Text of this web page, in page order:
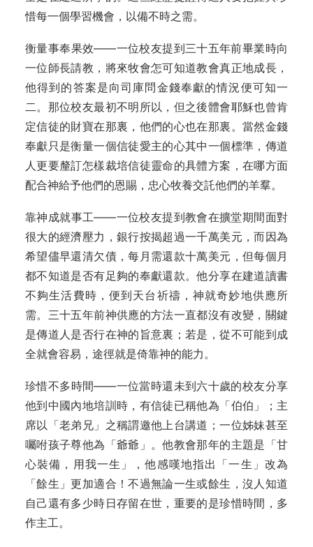
惜每一個學習機會，以備不時之需。
衡量事奉果效——一位校友提到三十五年前畢業時向
一位師長請教，將來牧會怎可知道教會真正地成長，
他得到的答案是向司庫問金錢奉獻的情況便可知一
二。那位校友最初不明所以，但之後體會耶穌也曾肯
定信徒的財寶在那裏，他們的心也在那裏。當然金錢
奉獻只是衡量一個信徒愛主的心其中一個標準，傳道
人更要釐訂怎樣裁培信徒靈命的具體方案，在哪方面
配合神給予他們的恩賜，忠心牧養交託他們的羊羣。
靠神成就事工——一位校友提到教會在擴堂期間面對
很大的經濟壓力，銀行按揭超過一千萬美元，而因為
希望儘早還清欠債，每月需還款十萬美元，但每個月
都不知道是否有足夠的奉獻還款。他分享在建道讀書
不夠生活費時，便到天台祈禱，神就奇妙地供應所
需。三十五年前神供應的方法一直都沒有改變，關鍵
是傳道人是否行在神的旨意裏；若是，從不可能到成
全就會容易，途徑就是倚靠神的能力。
珍惜不多時間——一位當時還未到六十歲的校友分享
他到中國內地培訓時，有信徒已稱他為「伯伯」；主
席以「老弟兄」之稱謂邀他上台講道；一位姊妹甚至
囑咐孩子尊他為「爺爺」。他教會那年的主題是「甘
心裝備，用我一生」，他感嘆地指出「一生」改為
「餘生」更加適合！不過無論一生或餘生，沒人知道
自己還有多少時日存留在世，重要的是珍惜時間，多
作主工。